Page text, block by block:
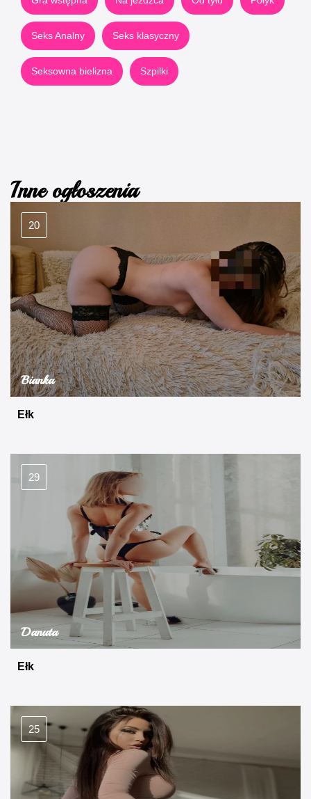
Seks Analny Seks klasyczny
Seksowna bielizna Szpilki
Inne ogłoszenia
20
Bianka
Ełk
29
Danuta
Ełk
25